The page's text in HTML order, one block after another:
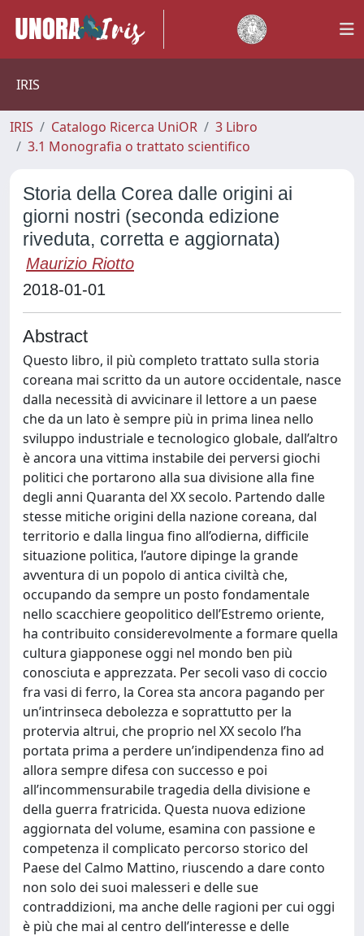
IRIS
IRIS Catalogo Ricerca UniOR
3 Libro
3.1 Monografia o trattato scientifico
Storia della Corea dalle origini ai
giorni nostri (seconda edizione
riveduta, corretta e aggiornata)
Maurizio Riotto
2018-01-01
Abstract
Questo libro, il più completo trattato sulla storia
coreana mai scritto da un autore occidentale, nasce
dalla necessità di avvicinare il lettore a un paese
che da un lato è sempre più in prima linea nello
sviluppo industriale e tecnologico globale, dall’altro
è ancora una vittima instabile dei perversi giochi
politici che portarono alla sua divisione alla fine
degli anni Quaranta del XX secolo. Partendo dalle
stesse mitiche origini della nazione coreana, dal
territorio e dalla lingua fino all’odierna, difficile
situazione politica, l’autore dipinge la grande
avventura di un popolo di antica civiltà che,
occupando da sempre un posto fondamentale
nello scacchiere geopolitico dell’Estremo oriente,
ha contribuito considerevolmente a formare quella
cultura giapponese oggi nel mondo ben più
conosciuta e apprezzata. Per secoli vaso di coccio
fra vasi di ferro, la Corea sta ancora pagando per
un’intrinseca debolezza e soprattutto per la
protervia altrui, che proprio nel XX secolo l’ha
portata prima a perdere un’indipendenza fino ad
allora sempre difesa con successo e poi
all’incommensurabile tragedia della divisione e
della guerra fratricida. Questa nuova edizione
aggiornata del volume, esamina con passione e
competenza il complicato percorso storico del
Paese del Calmo Mattino, riuscendo a dare conto
non solo dei suoi malesseri e delle sue
contraddizioni, ma anche delle ragioni per cui oggi
è più che mai al centro dell’interesse e delle